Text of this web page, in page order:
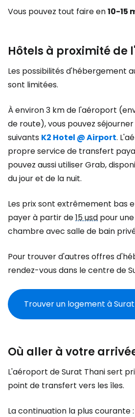
Vous pouvez tout faire en10-15
Hôtels à proximité de
Les possibilités d'hébergement
sont limitées.
À environ 3 km de l'aéroport
de route), vous pouvez
suivants K2 Hotel @ Airport.
propre service de transfert
pouvez aussi utiliser Grab,
du jour et de la nuit.
Les prix sont extrêmement bas
payer à partir de15 usd pour
chambre avec salle de bain
Pour trouver d'autres offres
rendez-vous dans le centre de
Trouver un logement à
Où aller à votre
L'aéroport de Surat Thani sert
point de transfert vers les îles.
La continuation la plus courante :